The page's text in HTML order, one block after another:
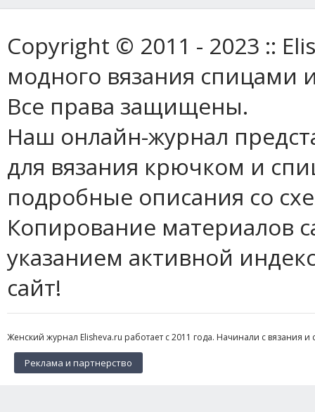
Copyright © 2011 - 2023 ::
модного вязания спицами
Все права защищены.
Наш онлайн-журнал
для вязания крючком и
подробные описания со
Копирование материалов
указанием активной
сайт!
Женский журнал Elisheva.ru работает с 2011 года. Начинали с вязания
Реклама и партнерство